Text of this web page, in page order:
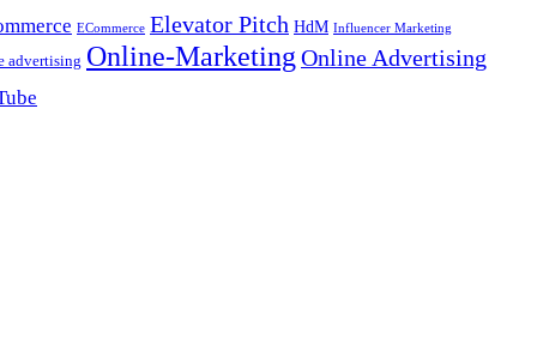
ECommerce Elevator Pitch HdM Influencer Marketing
advertising Online-Marketing Online Advertising